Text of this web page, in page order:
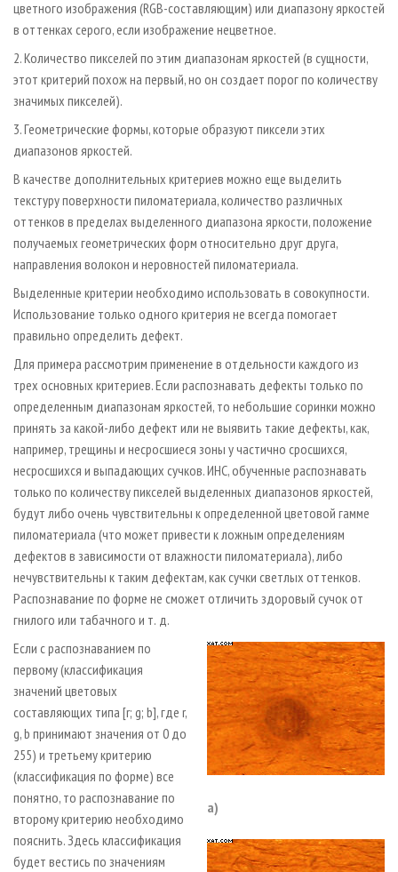
цветного изображения (RGB-составляющим) или диапазону яркостей
в оттенках серого, если изображение нецветное.
2. Количество пикселей по этим диапазонам яркостей (в сущности,
этот критерий похож на первый, но он создает порог по количеству
значимых пикселей).
3. Геометрические формы, которые образуют пиксели этих
диапазонов яркостей.
В качестве дополнительных критериев можно еще выделить
текстуру поверхности пиломатериала, количество различных
оттенков в пределах выделенного диапазона яркости, положение
получаемых геометрических форм относительно друг друга,
направления волокон и неровностей пиломатериала.
Выделенные критерии необходимо использовать в совокупности.
Использование только одного критерия не всегда помогает
правильно определить дефект.
Для примера рассмотрим применение в отдельности каждого из
трех основных критериев. Если распознавать дефекты только по
определенным диапазонам яркостей, то небольшие соринки можно
принять за какой-либо дефект или не выявить такие дефекты, как,
например, трещины и несросшиеся зоны у частично сросшихся,
несросшихся и выпадающих сучков. ИНС, обученные распознавать
только по количеству пикселей выделенных диапазонов яркостей,
будут либо очень чувствительны к определенной цветовой гамме
пиломатериала (что может привести к ложным определениям
дефектов в зависимости от влажности пиломатериала), либо
нечувствительны к таким дефектам, как сучки светлых оттенков.
Распознавание по форме не сможет отличить здоровый сучок от
гнилого или табачного и т. д.
a)
Если с распознаванием по
первому (классификация
значений цветовых
составляющих типа [r; g; b], где r,
g, b принимают значения от 0 до
255) и третьему критерию
(классификация по форме) все
понятно, то распознавание по
второму критерию необходимо
пояснить. Здесь классификация
будет вестись по значениям